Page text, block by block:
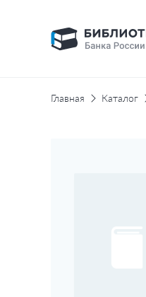
Главная Каталог